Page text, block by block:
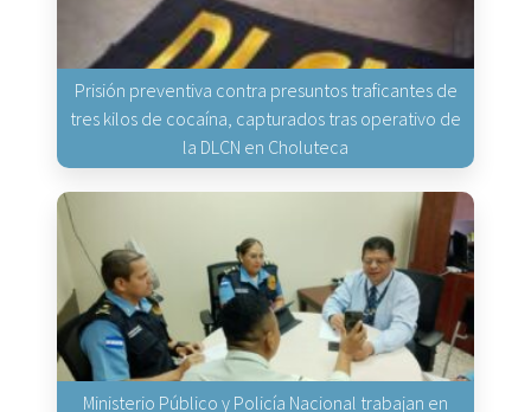
Prisión preventiva contra presuntos traficantes de
tres kilos de cocaína, capturados tras operativo de
la DLCN en Choluteca
Ministerio Público y Policía Nacional trabajan en